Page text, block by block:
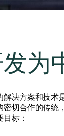
为
解决方案和技术
密切合作的传统
标：